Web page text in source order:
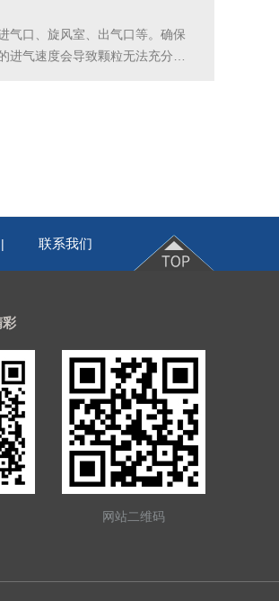
气口、旋风室、出气口等。确保
气速度会导致颗粒无法充分分
联系我们
彩
网站二维码